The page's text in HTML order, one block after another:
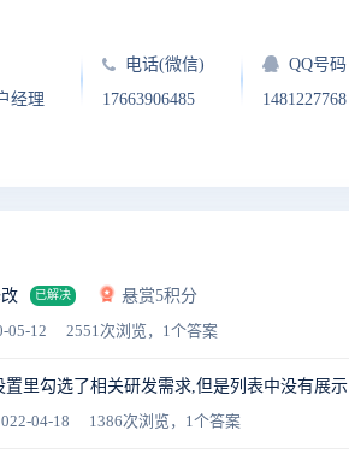
经理
电话(微信)
17663906485
QQ号码
1481227768
已解决
悬赏5积分
05-12 2551次浏览，1个答案
置里勾选了相关研发需求,但是列表中没有展示
04-18 1386次浏览，1个答案